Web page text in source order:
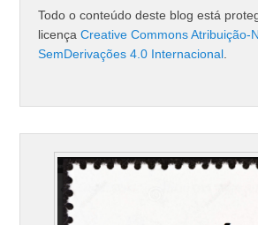
Todo o conteúdo deste blog está
licençaCreative Commons Atribuição-
SemDerivações 4.0 Internacional.